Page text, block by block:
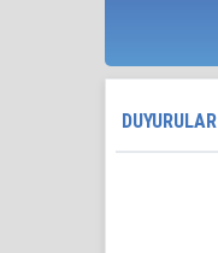
DUYURULAR